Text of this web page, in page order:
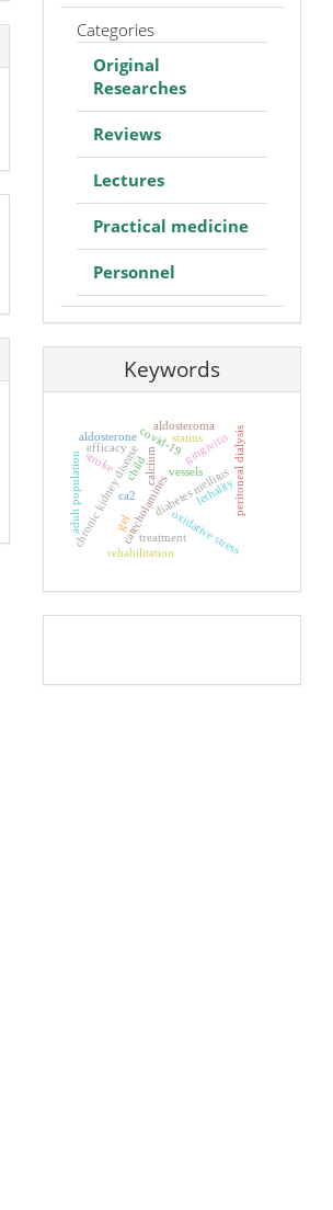
Categories
Original
Researches
Reviews
Lectures
Practical medicine
Personnel
Keywords
diabetes mellitus
catecholamines
calcium
ca2
oxidative stress
chronic kidney disease peritoneal dialysis
lethality
stroke vessels
covid-19
adult population
rehabilitation
aldosteroma
aldosterone gingivitis
efficacy
treatment
gel
statins
child